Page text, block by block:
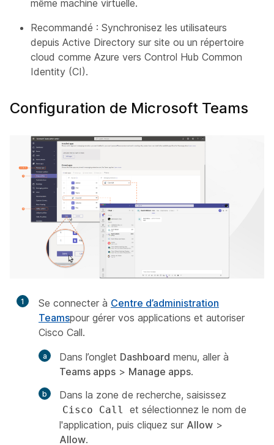
même machine virtuelle.
Recommandé : Synchronisez les utilisateurs
depuis Active Directory sur site ou un répertoire
cloud comme Azure vers Control Hub Common
Identity (CI).
Configuration de Microsoft Teams
1 Se connecter à Centre d’administration
Teamspour gérer vos applications et autoriser
Cisco Call.
Dans l’onglet Dashboard menu, aller à
Teams apps > Manage apps.
Dans la zone de recherche, saisissez
Cisco Call
et sélectionnez le nom de
l'application, puis cliquez sur Allow >
Allow.